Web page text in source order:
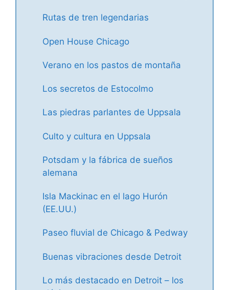
Rutas de tren legendarias
Open House Chicago
Verano en los pastos de montaña
Los secretos de Estocolmo
Las piedras parlantes de Uppsala
Culto y cultura en Uppsala
Potsdam y la fábrica de sueños
alemana
Isla Mackinac en el lago Hurón
(EE.UU.)
Paseo fluvial de Chicago & Pedway
Buenas vibraciones desde Detroit
Lo más destacado en Detroit – los